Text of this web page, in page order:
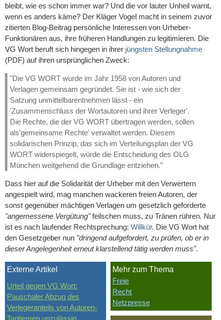
bleibt, wie es schon immer war? Und die vor lauter Unheil warnt,
wenn es anders käme? Der Kläger Vogel macht in seinem zuvor
zitierten Blog-Beitrag persönliche Interessen von Urheber-
Funktionären aus, ihre früheren Handlungen zu legitimieren. Die
VG Wort beruft sich hingegen in ihrer jüngsten Stellungnahme
(PDF) auf ihren ursprünglichen Zweck:
"Die VG WORT wurde im Jahr 1958 von Autoren und
Verlagen gemeinsam gegründet. Sie ist - wie sich der
Satzung unmittelbarentnehmen lässt - ein
'Zusammenschluss der Wortautoren und ihrer Verleger'.
Die Rechte, die der VG WORT übertragen werden, sollen
als'gemeinsame Rechte' verwaltet werden. Diesem
solidarischen Prinzip, das sich im Verteilungsplan der VG
WORT widerspiegelt, würde die Entscheidung des OLG
München weitgehend die Grundlage entziehen."
Dass hier auf die Solidarität der Urheber mit den Verwertern
angespielt wird, mag manchen wackeren freien Autoren, der
sonst gegenüber mächtigen Verlagen um gesetzlich geforderte
"angemessene Vergütung"feilschen muss, zu Tränen rühren. Nur
ist es nach laufender Rechtsprechung: Willkür. Die VG Wort hat
den Gesetzgeber nun "dringend aufgefordert, zu prüfen, ob er in
dieser Angelegenheit erneut klarstellend tätig werden muss".
Externe Artikel
Urteil gegen VG Wort:
Pauschaler Abzug des
Verlegeranteils von Autoren-
Mehr zum Thema
Freie
Recht
Netzpresse